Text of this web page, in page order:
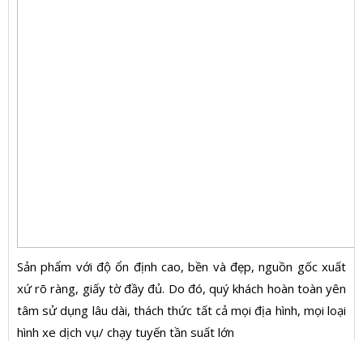
Sản phẩm với độ ổn định cao, bền và đẹp, nguồn gốc xuất
xứ rõ ràng, giấy tờ đầy đủ. Do đó, quý khách hoàn toàn yên
tâm sử dụng lâu dài, thách thức tất cả mọi địa hình, mọi loại
hình xe dịch vụ/ chạy tuyến tần suất lớn